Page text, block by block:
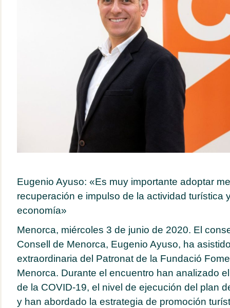
Eugenio Ayuso: «Es muy importante adoptar
recuperación e impulso de la actividad turística
economía»
Menorca, miércoles 3 de junio de 2020. El
Consell de Menorca, Eugenio Ayuso, ha
extraordinaria del Patronat de la Fundació
Menorca. Durante el encuentro han analizado
de la COVID-19, el nivel de ejecución del plan
y han abordado la estrategia de promoción